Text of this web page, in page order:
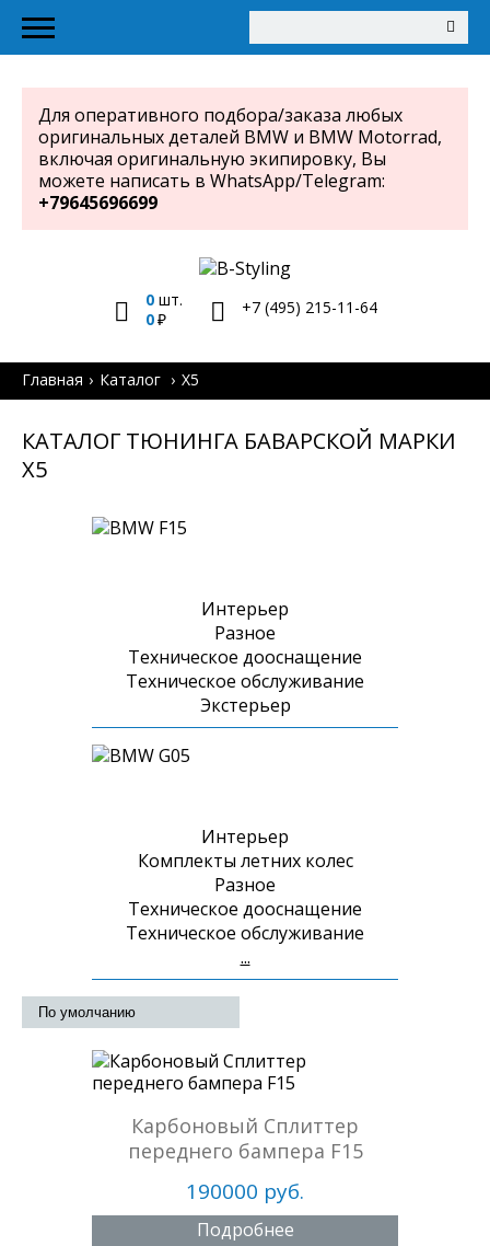
Для оперативного подбора/заказа любых
оригинальных деталей BMW и BMW Motorrad,
включая оригинальную экипировку, Вы
можете написать в WhatsApp/Telegram:
+79645696699
0шт.
0
+7 (495) 215-11-64
Главная Каталог X5
КАТАЛОГ ТЮНИНГА БАВАРСКОЙ МАРКИ
X5
Интерьер
Разное
Техническое дооснащение
Техническое обслуживание
Экстерьер
Интерьер
Комплекты летних колес
Разное
Техническое дооснащение
Техническое обслуживание
...
Карбоновый Сплиттер
переднего бампера F15
190000 руб.
Подробнее